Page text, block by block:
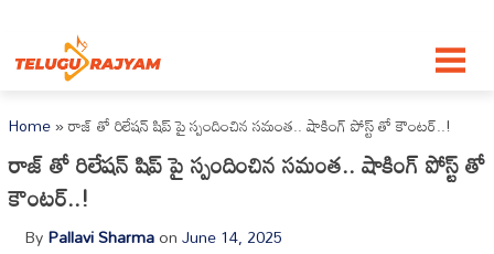
Home»రాజ్ తో రిలేషన్ షిప్ పై స్పందించిన సమంత.. షాకింగ్ పోస్ట్ తో కౌంటర్..!
రాజ్ తో రిలేషన్ షిప్ పై స్పందించిన సమంత.. షాకింగ్ పోస్ట్ తో
కౌంటర్..!
ByPallavi SharmaonJune 14, 2025